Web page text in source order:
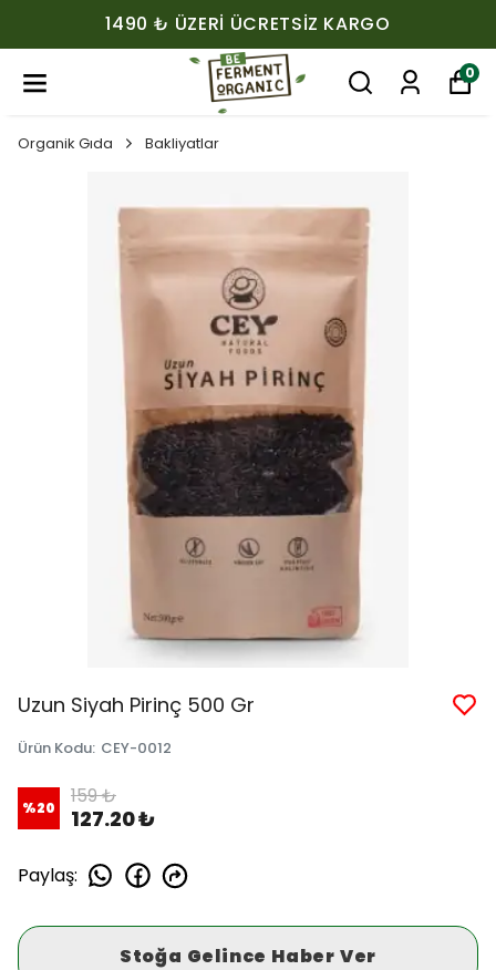
1490 ₺ ÜZERI ÜCRETSIZ KARGO
0
Organik Gıda Bakliyatlar
Uzun Siyah Pirinç 500 Gr
Ürün Kodu: CEY-0012
%20 159 ₺
127.20 ₺
Paylaş:
Stoğa Gelince Haber Ver